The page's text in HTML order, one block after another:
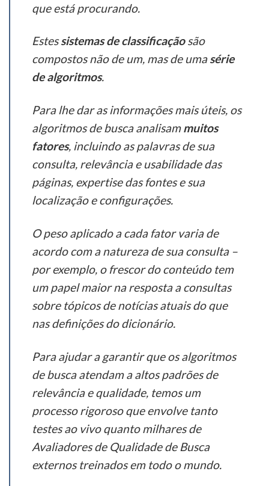
que está procurando.
Estessistemas de classificaçãosão
compostos não de um, mas de umasérie
de algoritmos.
Para lhe dar as informações mais úteis, os
algoritmos de busca analisammuitos
fatores, incluindo as palavras de sua
consulta, relevância e usabilidade das
páginas, expertise das fontes e sua
localização e configurações.
O peso aplicado a cada fator varia de
acordo com a natureza de sua consulta –
por exemplo, o frescor do conteúdo tem
um papel maior na resposta a consultas
sobre tópicos de notícias atuais do que
nas definições do dicionário.
Para ajudar a garantir que os algoritmos
de busca atendam a altos padrões de
relevância e qualidade, temos um
processo rigoroso que envolve tanto
testes ao vivo quanto milhares de
Avaliadores de Qualidade de Busca
externos treinados em todo o mundo.